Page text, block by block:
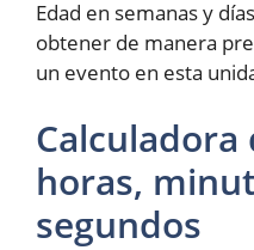
Edad en semanas y
obtener de manera
un evento en esta
Calculadora
horas,
segundos